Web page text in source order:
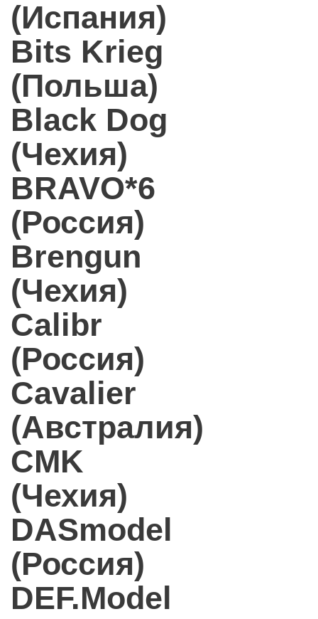
(Испания)
Bits Krieg
(Польша)
Black Dog
(Чехия)
BRAVO*6
(Россия)
Brengun
(Чехия)
Calibr
(Россия)
Cavalier
(Австралия)
CMK
(Чехия)
DASmodel
(Россия)
DEF.Model